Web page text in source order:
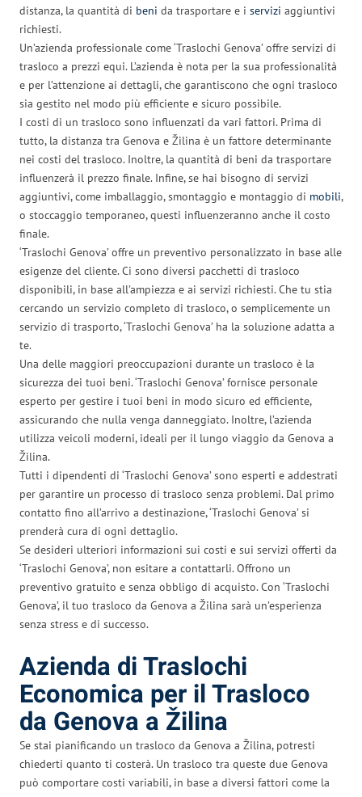
distanza, la quantità di beni da trasportare e i servizi aggiuntivi
richiesti.
Un’azienda professionale come ‘Traslochi Genova’ offre servizi di
trasloco a prezzi equi. L’azienda è nota per la sua professionalità
e per l’attenzione ai dettagli, che garantiscono che ogni trasloco
sia gestito nel modo più efficiente e sicuro possibile.
I costi di un trasloco sono influenzati da vari fattori. Prima di
tutto, la distanza tra Genova e Žilina è un fattore determinante
nei costi del trasloco. Inoltre, la quantità di beni da trasportare
influenzerà il prezzo finale. Infine, se hai bisogno di servizi
aggiuntivi, come imballaggio, smontaggio e montaggio di mobili,
o stoccaggio temporaneo, questi influenzeranno anche il costo
finale.
‘Traslochi Genova’ offre un preventivo personalizzato in base alle
esigenze del cliente. Ci sono diversi pacchetti di trasloco
disponibili, in base all’ampiezza e ai servizi richiesti. Che tu stia
cercando un servizio completo di trasloco, o semplicemente un
servizio di trasporto, ‘Traslochi Genova’ ha la soluzione adatta a
te.
Una delle maggiori preoccupazioni durante un trasloco è la
sicurezza dei tuoi beni. ‘Traslochi Genova’ fornisce personale
esperto per gestire i tuoi beni in modo sicuro ed efficiente,
assicurando che nulla venga danneggiato. Inoltre, l’azienda
utilizza veicoli moderni, ideali per il lungo viaggio da Genova a
Žilina.
Tutti i dipendenti di ‘Traslochi Genova’ sono esperti e addestrati
per garantire un processo di trasloco senza problemi. Dal primo
contatto fino all’arrivo a destinazione, ‘Traslochi Genova’ si
prenderà cura di ogni dettaglio.
Se desideri ulteriori informazioni sui costi e sui servizi offerti da
‘Traslochi Genova’, non esitare a contattarli. Offrono un
preventivo gratuito e senza obbligo di acquisto. Con ‘Traslochi
Genova’, il tuo trasloco da Genova a Žilina sarà un’esperienza
senza stress e di successo.
Azienda di Traslochi
Economica per il Trasloco
da Genova a Žilina
Se stai pianificando un trasloco da Genova a Žilina, potresti
chiederti quanto ti costerà. Un trasloco tra queste due Genova
può comportare costi variabili, in base a diversi fattori come la